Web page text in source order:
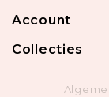
Account
Collecties